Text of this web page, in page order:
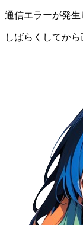
通信エラーが発生
しばらくしてか